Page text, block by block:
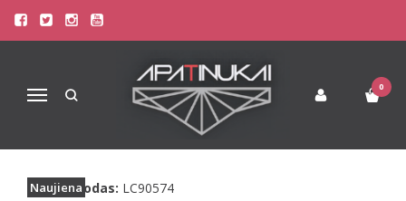
Navigacija
0
Pagrindinis
Apatinis Trikotažas Moterims
Moteriški triko - bodžiai
LIVCO SEKSUALUS RAUDONŲ
DIRŽELIŲ BODIS MAHIROMIN
Naujiena
Prekės kodas: LC90574